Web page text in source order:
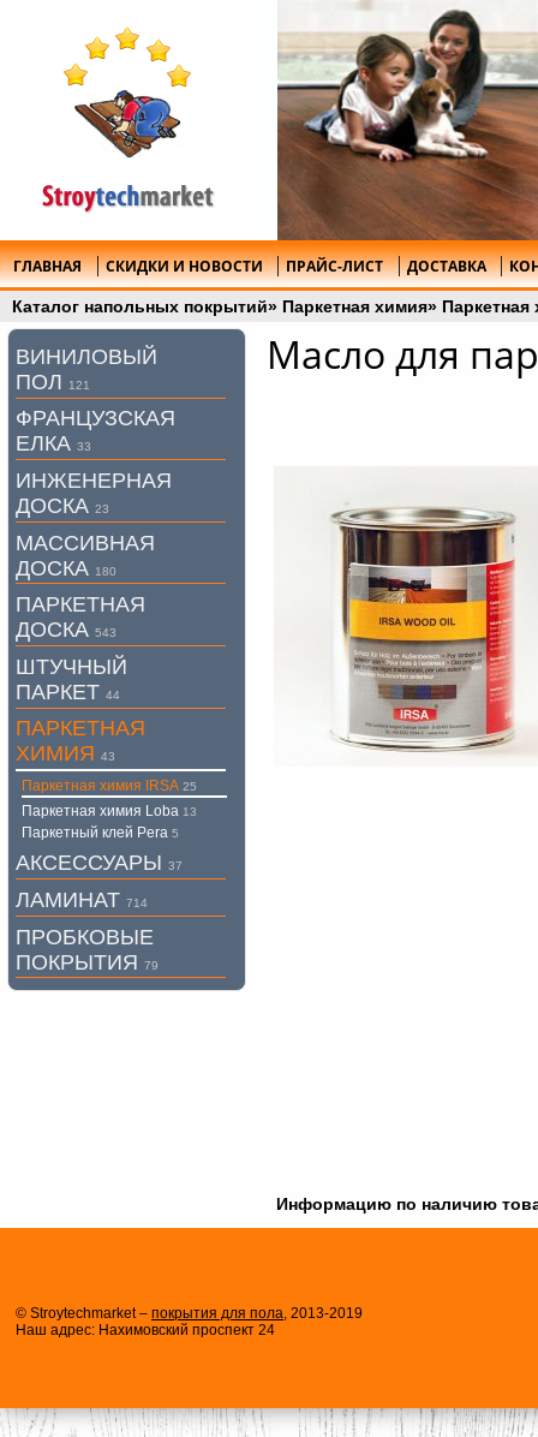
ГЛАВНАЯ СКИДКИ И НОВОСТИ ПРАЙС-ЛИСТ ДОСТАВКА
Каталог напольных покрытий» Паркетная химия» Паркетная
Масло для
Информацию по наличию
ВИНИЛОВЫЙ
ПОЛ
121
ФРАНЦУЗСКАЯ
ЕЛКА 33
ИНЖЕНЕРНАЯ
ДОСКА 23
МАССИВНАЯ
ДОСКА 180
ПАРКЕТНАЯ
ДОСКА 543
ШТУЧНЫЙ
ПАРКЕТ 44
ПАРКЕТНАЯ
ХИМИЯ 43
Паркетная химия IRSA 25
Паркетная химия Loba 13
Паркетный клей Pera 5
АКСЕССУАРЫ 37
ЛАМИНАТ 714
ПРОБКОВЫЕ
ПОКРЫТИЯ 79
© Stroytechmarket – покрытия для пола, 2013-2019
Наш адрес: Нахимовский проспект 24